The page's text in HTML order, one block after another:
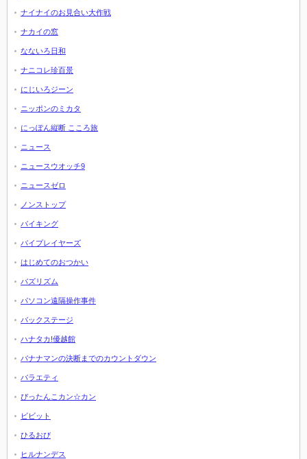
ナイナイのお見合い大作戦
ナカイの窓
なないろ日和
ナニコレ珍百景
にじいろジーン
ニッポンのミカタ
にっぽん縦断 こころ旅
ニュース
ニュースウオッチ9
ニュースゼロ
ノンストップ
バイキング
バイプレイヤーズ
はじめてのおつかい
バズリズム
パソコン遠隔操作事件
バックステージ
ハナタカ!優越館
バナナマンの決断までのカウントダウン
バラエティ
ぴったんこカン☆カン
ビビット
ひるおび
ヒルナンデス